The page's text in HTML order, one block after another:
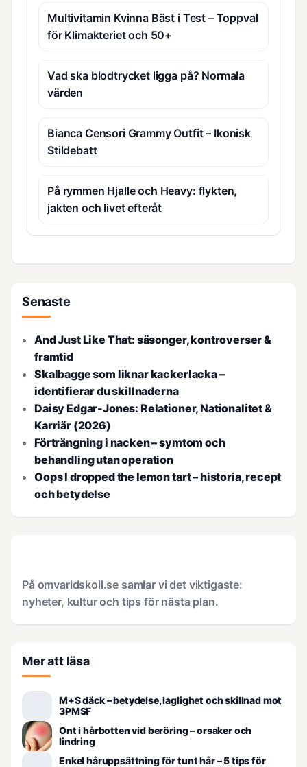
Multivitamin Kvinna Bäst i Test – Toppval
för Klimakteriet och 50+
Vad ska blodtrycket ligga på? Normala
värden
Bianca Censori Grammy Outfit – Ikonisk
Stildebatt
På rymmen Hjalle och Heavy: flykten,
jakten och livet efteråt
Senaste
And Just Like That: säsonger, kontroverser &
framtid
Skalbagge som liknar kackerlacka –
identifierar du skillnaderna
Daisy Edgar-Jones: Relationer, Nationalitet &
Karriär (2026)
Förträngning i nacken – symtom och
behandling utan operation
Oops I dropped the lemon tart – historia, recept
och betydelse
På omvarldskoll.se samlar vi det viktigaste:
nyheter, kultur och tips för nästa plan.
Mer att läsa
M+S däck – betydelse, laglighet och skillnad mot
3PMSF
Ont i hårbotten vid beröring – orsaker och
lindring
Enkel håruppsättning för tunt hår – 5 tips för